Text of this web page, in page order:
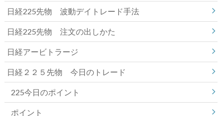
日経225先物 波動デイトレード手法
日経225先物 注文の出しかた
日経アービトラージ
日経２２５先物 今日のトレード
225今日のポイント
ポイント